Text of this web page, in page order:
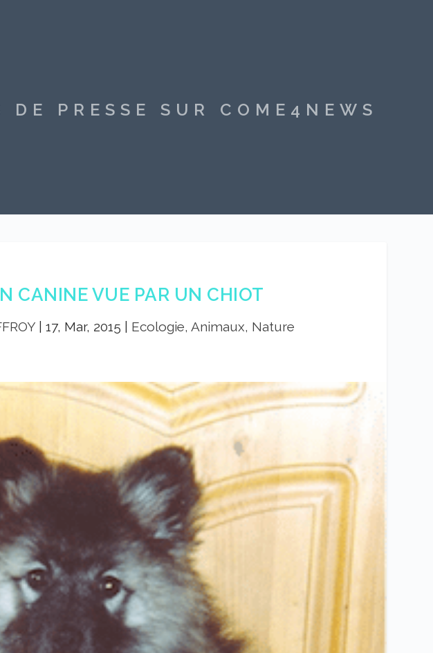
PRESSE SUR COME4NEWS
CANINE VUE PAR UN CHIOT
| 17, Mar, 2015 Ecologie, Animaux, Nature